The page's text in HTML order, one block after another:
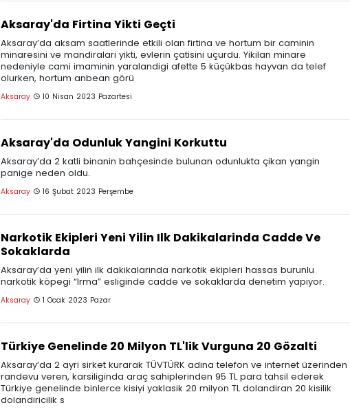
Aksaray'da Firtina Yikti Geçti
Aksaray’da aksam saatlerinde etkili olan firtina ve hortum bir caminin
minaresini ve mandiralari yikti, evlerin çatisini uçurdu. Yikilan minare
nedeniyle cami imaminin yaralandigi afette 5 küçükbas hayvan da telef
olurken, hortum anbean görü
Aksaray 10 Nisan 2023 Pazartesi
Aksaray'da Odunluk Yangini Korkuttu
Aksaray’da 2 katli binanin bahçesinde bulunan odunlukta çikan yangin
panige neden oldu.
Aksaray 16 Şubat 2023 Perşembe
Narkotik Ekipleri Yeni Yilin Ilk Dakikalarinda Cadde Ve
Sokaklarda
Aksaray’da yeni yilin ilk dakikalarinda narkotik ekipleri hassas burunlu
narkotik köpegi “Irma” esliginde cadde ve sokaklarda denetim yapiyor.
Aksaray 1 Ocak 2023 Pazar
Türkiye Genelinde 20 Milyon TL'lik Vurguna 20 Gözalti
Aksaray’da 2 ayri sirket kurarak TÜVTÜRK adina telefon ve internet üzerinden
randevu veren, karsiliginda araç sahiplerinden 95 TL para tahsil ederek
Türkiye genelinde binlerce kisiyi yaklasik 20 milyon TL dolandiran 20 kisilik
dolandiricilik s